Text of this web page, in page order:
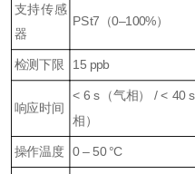
支持传感
器
PSt7（0–100%）
检测下限 15 ppb
响应时间
< 6 s（气相） / < 40
相）
操作温度 0 – 50 °C